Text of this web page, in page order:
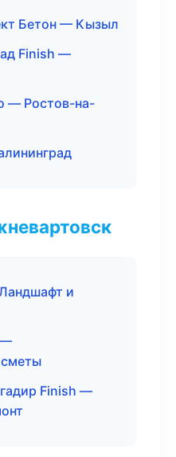
Бетон — Кызыл
Finish —
— Ростов-на-
и
—
Finish —